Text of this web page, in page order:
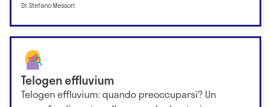
Dr. Stefano Messori
Telogen effluvium
Telogen effluvium: quando preoccuparsi? Un